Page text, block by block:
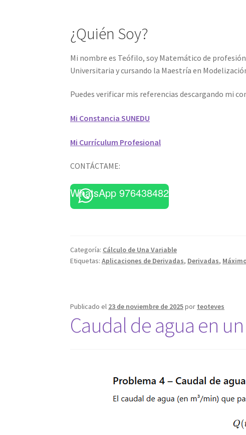
¿Quién Soy?
Mi nombre es Teófilo, soy Matemático de
Universitaria y cursando la Maestría en
Puedes verificar mis referencias descargando mi
Mi Constancia SUNEDU
Mi Currículum Profesional
CONTÁCTAME:
WhatsApp 976438482
Categoría: Cálculo de Una Variable
Etiquetas:Aplicaciones de Derivadas, Derivadas,
Publicado el 23 de noviembre de 2025por teoteves
Caudal de agua en